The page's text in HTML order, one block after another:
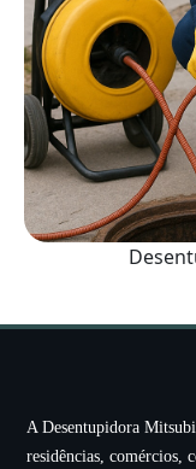
A Desentupidora
residências, comércios,